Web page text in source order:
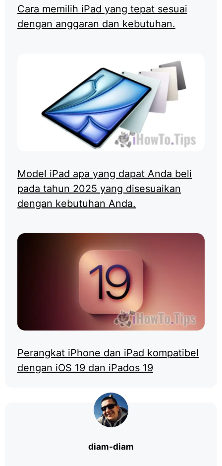
Cara memilih iPad yang tepat sesuai
dengan anggaran dan kebutuhan.
Model iPad apa yang dapat Anda beli
pada tahun 2025 yang disesuaikan
dengan kebutuhan Anda.
Perangkat iPhone dan iPad kompatibel
dengan iOS 19 dan iPados 19
diam-diam